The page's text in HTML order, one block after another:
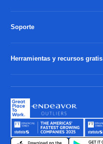
Soporte
Herramientas y recursos gratis